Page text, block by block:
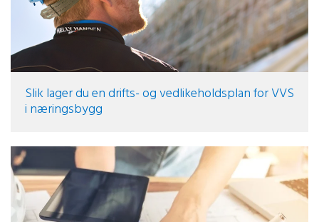
Slik lager du en drifts- og vedlikeholdsplan for VVS
i næringsbygg